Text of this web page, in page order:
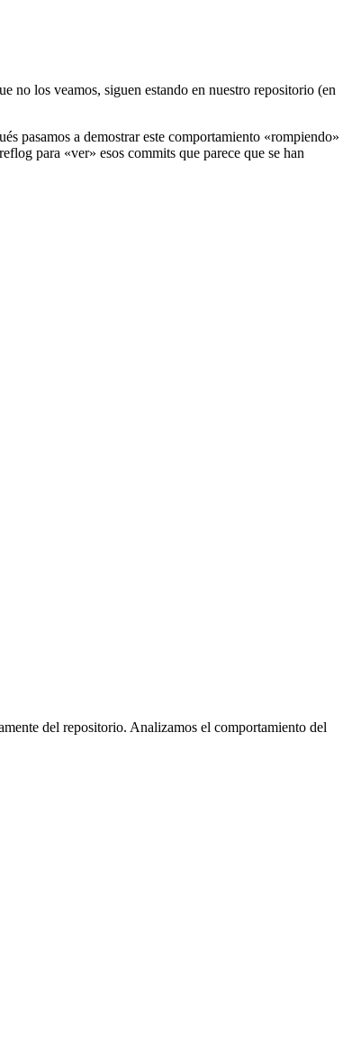
no los veamos, siguen estando en nuestro repositorio (en
pasamos a demostrar este comportamiento «rompiendo»
para «ver» esos commits que parece que se han
del repositorio. Analizamos el comportamiento del